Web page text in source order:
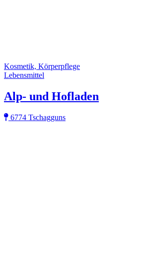
Kosmetik, Körperpflege
Lebensmittel
Alp- und Hofladen
6774 Tschagguns